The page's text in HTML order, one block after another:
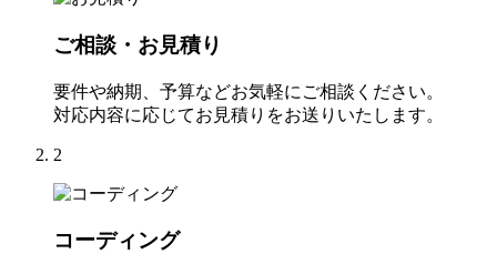
ご相談・お見積り
要件や納期、予算などお気軽にご相談ください。
対応内容に応じてお見積りをお送りいたします。
2
コーディング